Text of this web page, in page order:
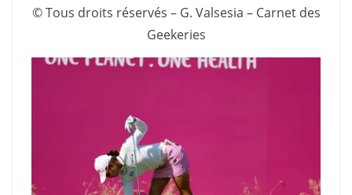
© Tous droits réservés – G. Valsesia – Carnet des
Geekeries